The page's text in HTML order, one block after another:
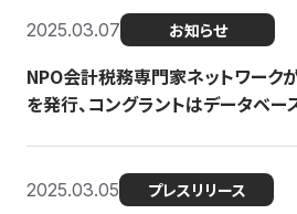
2025.03.07 お知らせ
NPO会計税務専門家ネットワーク
を発行、コングラントはデータベ
2025.03.05 プレスリリース